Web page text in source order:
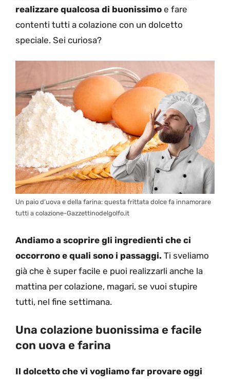
realizzare qualcosa di buonissimo e fare
contenti tutti a colazione con un dolcetto
speciale. Sei curiosa?
Un paio d’uova e della farina: questa frittata dolce fa innamorare
tutti a colazione-Gazzettinodelgolfo.it
Andiamo a scoprire gli ingredienti che ci
occorrono e quali sono i passaggi. Ti sveliamo
già che è super facile e puoi realizzarli anche la
mattina per colazione, magari, se vuoi stupire
tutti, nel fine settimana.
Una colazione buonissima e facile
con uova e farina
Il dolcetto che vi vogliamo far provare oggi